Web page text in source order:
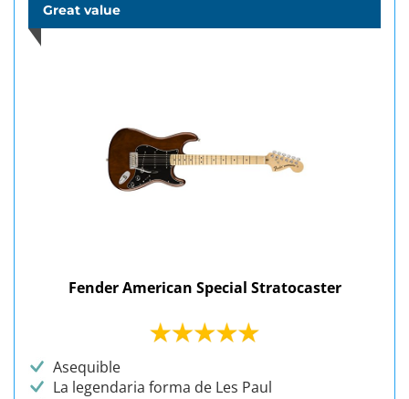
Great value
Fender American Special Stratocaster
Asequible
La legendaria forma de Les Paul